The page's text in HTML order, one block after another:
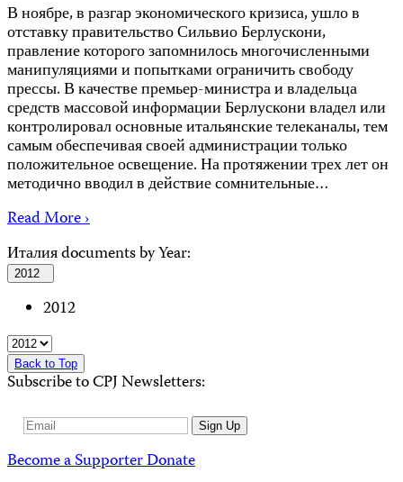
В ноябре, в разгар экономического кризиса, ушло в
отставку правительство Сильвио Берлускони,
правление которого запомнилось многочисленными
манипуляциями и попытками ограничить свободу
прессы. В качестве премьер-министра и владельца
средств массовой информации Берлускони владел или
контролировал основные итальянские телеканалы, тем
самым обеспечивая своей администрации только
положительное освещение. На протяжении трех лет он
методично вводил в действие сомнительные…
Read More ›
Италия documents by Year:
2012
2012
Back to Top
Subscribe to CPJ Newsletters:
Email
Sign Up
Become a SupporterDonate